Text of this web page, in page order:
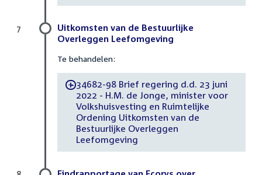
Uitkomsten van de Bestuurlijke
Overleggen Leefomgeving
Te behandelen:
-34682-98 Brief regering d.d. 23 juni
2022 - H.M. de Jonge, minister voor
Volkshuisvesting en Ruimtelijke
Ordening Uitkomsten van de
Bestuurlijke Overleggen
Leefomgeving
7